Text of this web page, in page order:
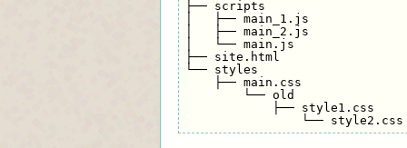
├── scripts
│   ├── main_1.js
│   ├── main_2.js
│   └── main.js
├── site.html
└── styles
    ├── main.css
        └── old
            ├── style1.css